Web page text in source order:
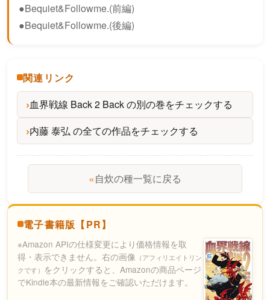
●Bequiet&Followme.(前編)
●Bequiet&Followme.(後編)
関連リンク
血界戦線 Back 2 Back の別の巻をチェックする
内藤 泰弘 の全ての作品をチェックする
«自炊の種一覧に戻る
電子書籍版【PR】
※Amazon APIの仕様変更により価格情報を取
得・表示できません。右の画像 （アフィリエイトリン
クです） をクリックすると、Amazonの商品ページ
でKindle本の最新情報をご確認いただけます。